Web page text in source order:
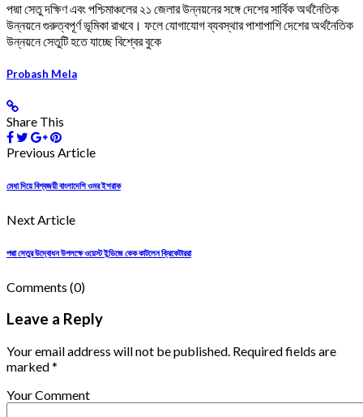
পদ্মা সেতু দক্ষিণ এবং পশ্চিমাঞ্চলের ২১ জেলার উন্নয়নের সঙ্গে দেশের সার্বিক অর্থনৈতিক
উন্নয়নে গুরুত্বপূর্ণ ভূমিকা রাখবে। ফলে যোগাযোগ ব্যবস্থার পাশাপাশি দেশের অর্থনৈতিক
উন্নয়নে সেতুটি হতে যাচ্ছে বিশ্বের বুকে
Probash Mela
Share This
Previous Article
মেধা দিয়ে বিশ্বজয়ী বাংলাদেশি ওমর ইশরাক
Next Article
পদ্মা সেতুর উদ্বোধন উপলক্ষে ওয়েস্ট ইন্ডিজে কেক কাটলেন ক্রিকেটাররা
Comments (0)
Leave a Reply
Your email address will not be published. Required fields are
marked *
Your Comment